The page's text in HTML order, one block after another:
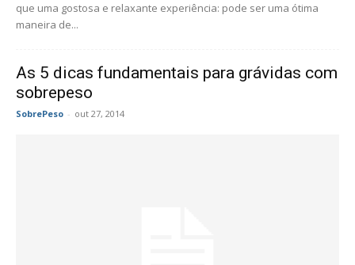
que uma gostosa e relaxante experiência: pode ser uma ótima
maneira de...
As 5 dicas fundamentais para grávidas com
sobrepeso
SobrePeso - out 27, 2014